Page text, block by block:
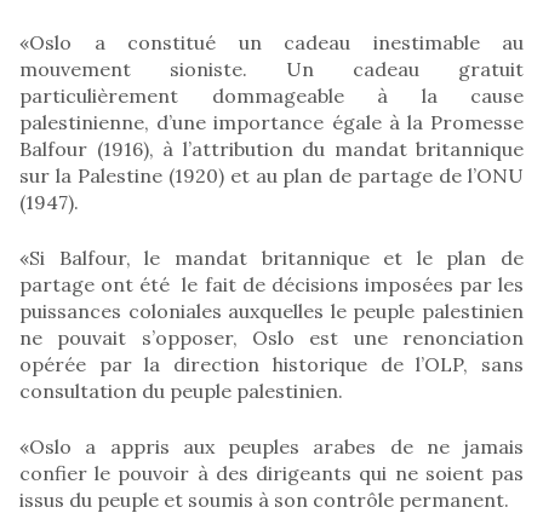
«Oslo a constitué un cadeau inestimable au
mouvement sioniste. Un cadeau gratuit
particulièrement dommageable à la cause
palestinienne, d’une importance égale à la Promesse
Balfour (1916), à l’attribution du mandat britannique
sur la Palestine (1920) et au plan de partage de l’ONU
(1947).
«Si Balfour, le mandat britannique et le plan de
partage ont été le fait de décisions imposées par les
puissances coloniales auxquelles le peuple palestinien
ne pouvait s’opposer, Oslo est une renonciation
opérée par la direction historique de l’OLP, sans
consultation du peuple palestinien.
«Oslo a appris aux peuples arabes de ne jamais
confier le pouvoir à des dirigeants qui ne soient pas
issus du peuple et soumis à son contrôle permanent.